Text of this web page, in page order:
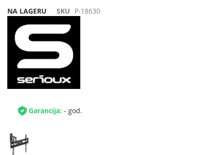
NA LAGERU
SKU P-18630
Garancija: - god.